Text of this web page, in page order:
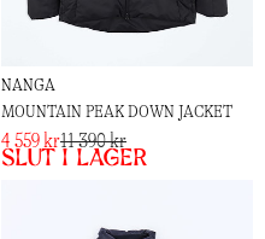
NANGA
MOUNTAIN PEAK DOWN JACKET
4 559 kr11 390 kr
Slut i lager